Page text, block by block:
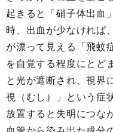
起きると「硝子体出血
時、出血が少なければ
が漂って見える「飛蚊
を自覚する程度にとど
と光が遮断され、視界
視（むし）」という症
放置すると失明につな